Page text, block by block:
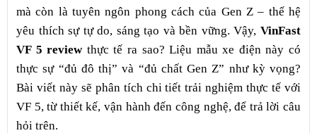
mà còn là tuyên ngôn phong cách của Gen Z – thế hệ
yêu thích sự tự do, sáng tạo và bền vững. Vậy, VinFast
VF 5 reviewthực tế ra sao? Liệu mẫu xe điện này có
thực sự “đủ đô thị” và “đủ chất Gen Z” như kỳ vọng?
Bài viết này sẽ phân tích chi tiết trải nghiệm thực tế với
VF 5, từ thiết kế, vận hành đến công nghệ, để trả lời câu
hỏi trên.